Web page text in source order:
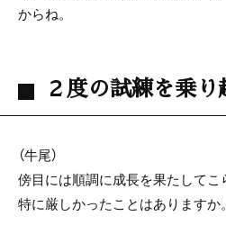
からね。
２度の試練を乗り
（牛尾）
傍目には順調に成長を果たしてこ
特に厳しかったことはありますか。